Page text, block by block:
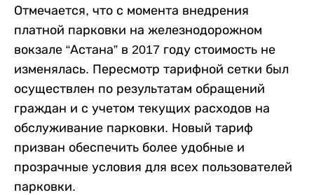
Отмечается, что с момента внедрения
платной парковки на железнодорожном
вокзале “Астана” в 2017 году стоимость не
изменялась. Пересмотр тарифной сетки был
осуществлен по результатам обращений
граждан и с учетом текущих расходов на
обслуживание парковки. Новый тариф
призван обеспечить более удобные и
прозрачные условия для всех пользователей
парковки.